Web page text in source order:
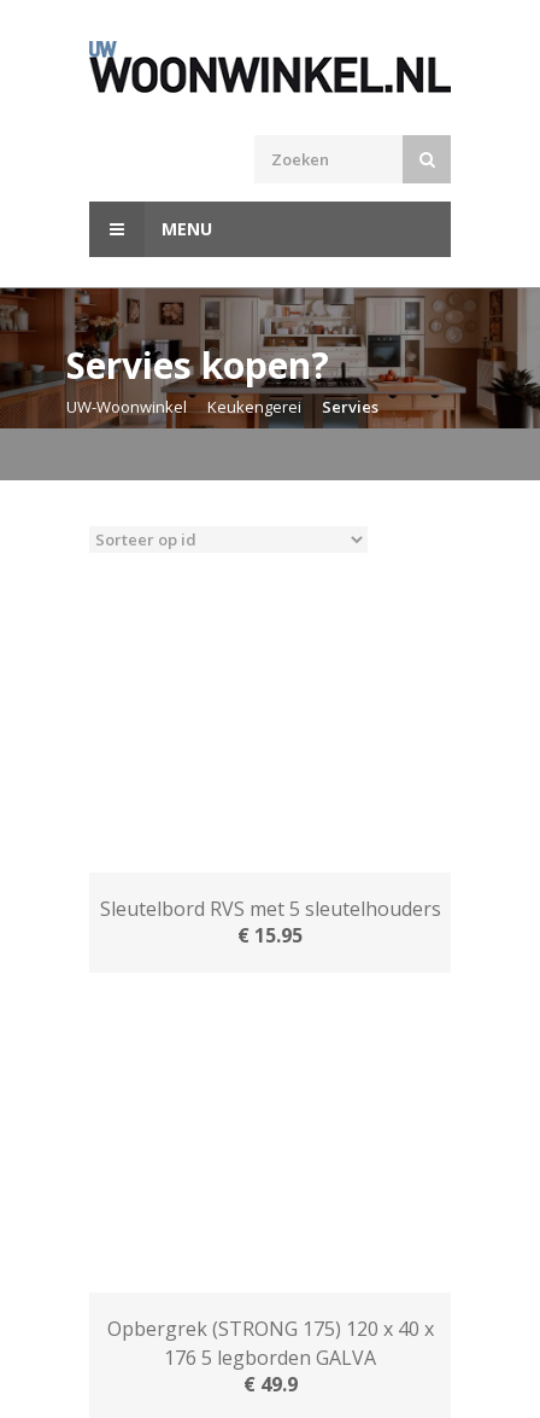
MENU
Servies kopen?
UW-Woonwinkel Keukengerei Servies
Sleutelbord RVS met 5 sleutelhouders
€ 15.95
Opbergrek (STRONG 175) 120 x 40 x
176 5 legborden GALVA
€ 49.9